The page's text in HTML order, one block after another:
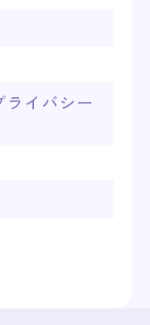
イバシー